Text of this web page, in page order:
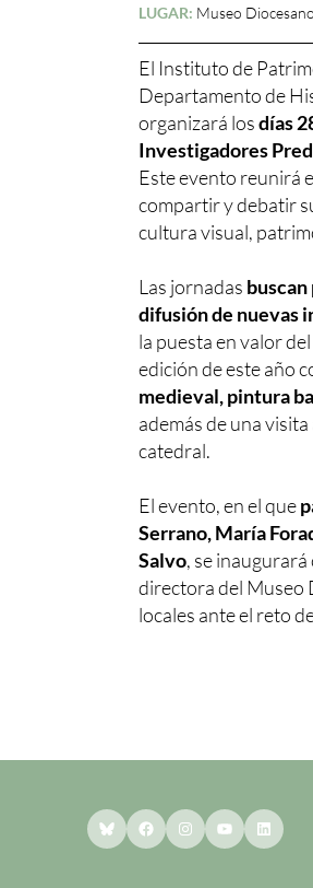
LUGAR: Museo
El Instituto de
Departamento de
organizará losdías
Investigadores
Este evento reunirá
compartir y debatir
cultura visual,
Las jornadas
difusión de nuevas
la puesta en valor
edición de este año
medieval, pintura
además de una
catedral.
El evento, en el que
Serrano, María
Salvo, se
directora del Museo
locales ante el reto
BlueskyFacebookInstagram
YouTube